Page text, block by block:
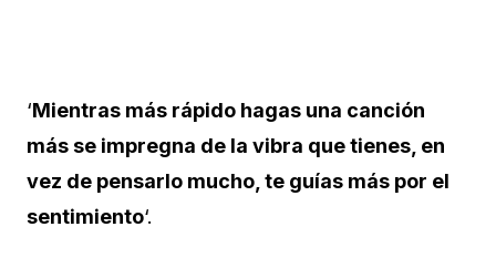
‘Mientras más rápido hagas una canción
más se impregna de la vibra que tienes, en
vez de pensarlo mucho, te guías más por el
sentimiento‘.